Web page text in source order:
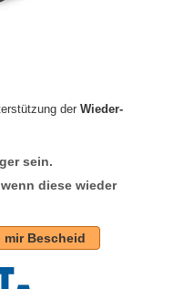
der Wieder-
sein.
diese wieder
mir Bescheid